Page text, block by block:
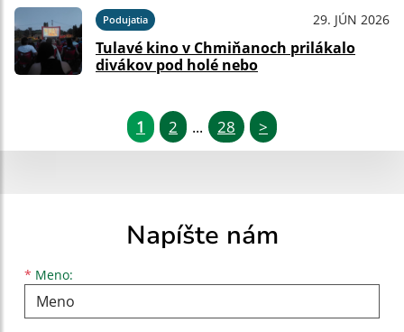
Podujatia 29. JÚN 2026
Tulavé kino v Chmiňanoch prilákalo
divákov pod holé nebo
1 2 ... 28 >
Napíšte nám
* Meno:
Meno
Priezvisko
E-mailová adresa